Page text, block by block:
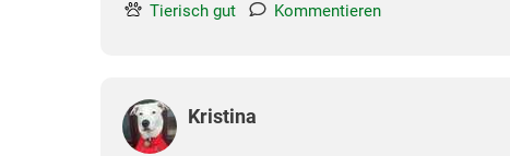
Tierisch gut Kommentieren
Kristina